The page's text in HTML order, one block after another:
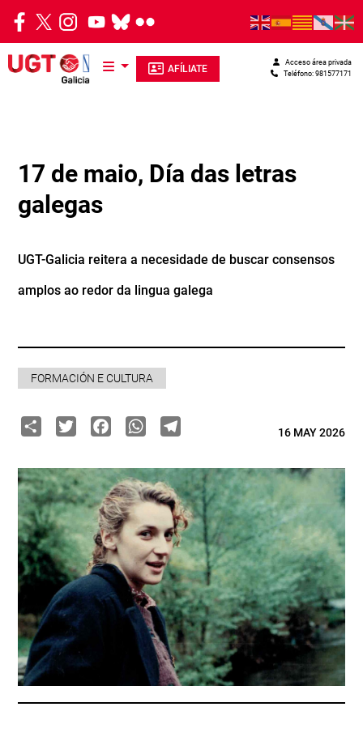
Pasar al contenido principal
AFÍLIATE Teléfono: 981577171
Acceso área privada
17 de maio, Día das letras
galegas
UGT-Galicia reitera a necesidade de buscar consensos
amplos ao redor da lingua galega
FORMACIÓN E CULTURA
ShareTwitterFacebook
WhatsApp
Telegram16 MAY 2026